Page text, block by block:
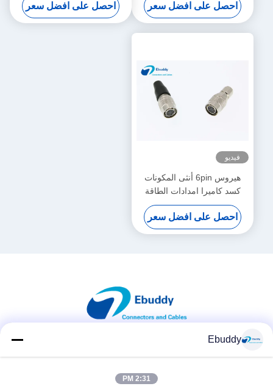
احصل على افضل سعر احصل على افضل سعر
فيديو
هيروس 6pin أنثى المكونات
كسد كاميرا امدادات الطاقة
كابل موصل HR10A-7P-6S
احصل على افضل سعر
Ebuddy
2:31 PM